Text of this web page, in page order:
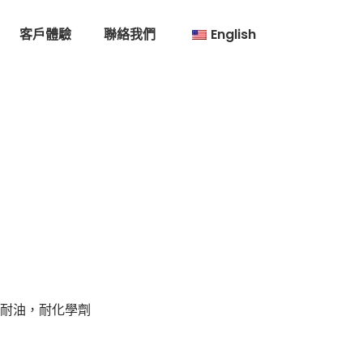
客戶體驗 聯絡我們 English
油，耐化學劑